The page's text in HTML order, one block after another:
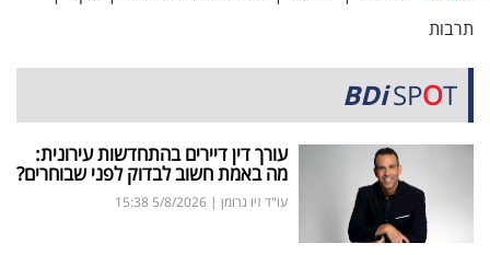
דרושים
ניוזלטרים
מייל
תרבות
BDiSPOT
עורך דין דיירים בהתחדשות עירונית:
מה באמת חשוב לבדוק לפני שבוחרים?
עו"ד זיו גרומן |
5/8/2026
15:38